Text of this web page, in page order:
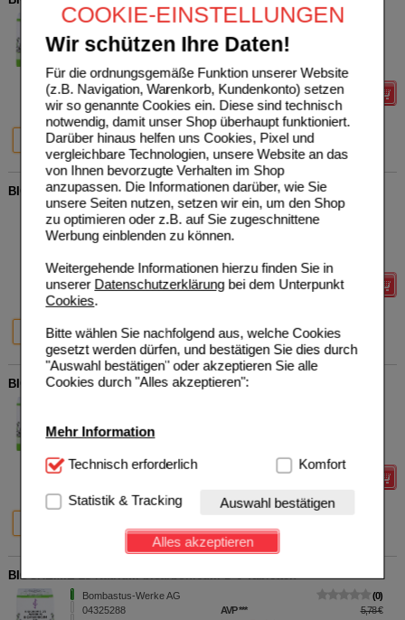
COOKIE-EINSTELLUNGEN
Wir schützen Ihre Daten!
Für die ordnungsgemäße Funktion unserer Website
(z.B. Navigation, Warenkorb, Kundenkonto) setzen
wir so genannte Cookies ein. Diese sind technisch
notwendig, damit unser Shop überhaupt funktioniert.
Darüber hinaus helfen uns Cookies, Pixel und
vergleichbare Technologien, unsere Website an das
von Ihnen bevorzugte Verhalten im Shop
anzupassen. Die Informationen darüber, wie Sie
unsere Seiten nutzen, setzen wir ein, um den Shop
zu optimieren oder z.B. auf Sie zugeschnittene
Werbung einblenden zu können.
Weitergehende Informationen hierzu finden Sie in
unserer Datenschutzerklärungbei dem Unterpunkt
Cookies.
Bitte wählen Sie nachfolgend aus, welche Cookies
gesetzt werden dürfen, und bestätigen Sie dies durch
"Auswahl bestätigen" oder akzeptieren Sie alle
Cookies durch "Alles akzeptieren":
Mehr Information
Technisch Notwendig:Hierbei handelt es sich um
Website notwendig sind (z.B. Navigation, Warenkorb,
Kundenkonto), weshalb auf diese nicht verzichtet
werden kann.
Einkaufserlebnis noch ansprechender zu gestalten,
beispielsweise für die Wiedererkennung des
Besuchers oder unsere Seite an bevorzugte
Technisch erforderlich Komfort
Statistik & Tracking Auswahl bestätigen
Alles akzeptieren
Bombastus-Werke AG
04325236
80St Tabletten
AVP
Unser Preis*
Details
80 St
20%
200 St
26%
BIOCHEMIE 12 Calcium sulfuricum D 6 Tabletten
Bombastus-Werke AG
01073900
80St Tabletten
AVP***
Unser Preis
Details
80 St 200 St 500 St
BIOCHEMIE 1 Calcium fluoratum D 6 Tabletten
80St Tabletten
BIOCHEMIE 23 Natrium bicarbonicum D 6 Tabletten
Bombastus-Werke AG
04325288
0
AVP*** 5,78 €